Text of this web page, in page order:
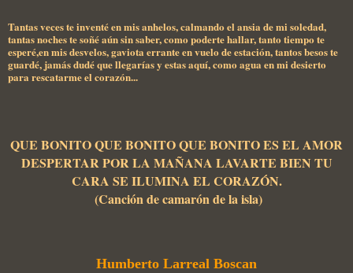
Tantas veces te inventé en mis anhelos, calmando el ansia de mi soledad,
tantas noches te soñé aún sin saber, como poderte hallar, tanto tiempo te
esperé,en mis desvelos, gaviota errante en vuelo de estación, tantos besos te
guardé, jamás dudé que llegarías y estas aquí, como agua en mi desierto
para rescatarme el corazón...
QUE BONITO QUE BONITO QUE BONITO ES EL AMOR
DESPERTAR POR LA MAÑANA LAVARTE BIEN TU
CARA SE ILUMINA EL CORAZÓN.
(Canción de camarón de la isla)
Humberto Larreal Boscan